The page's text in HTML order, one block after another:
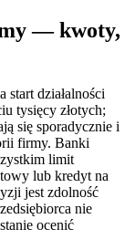
— kwoty,
start działalności
tysięcy złotych;
się sporadycznie i
firmy. Banki
limit
lub kredyt na
jest zdolność
nie
ocenić